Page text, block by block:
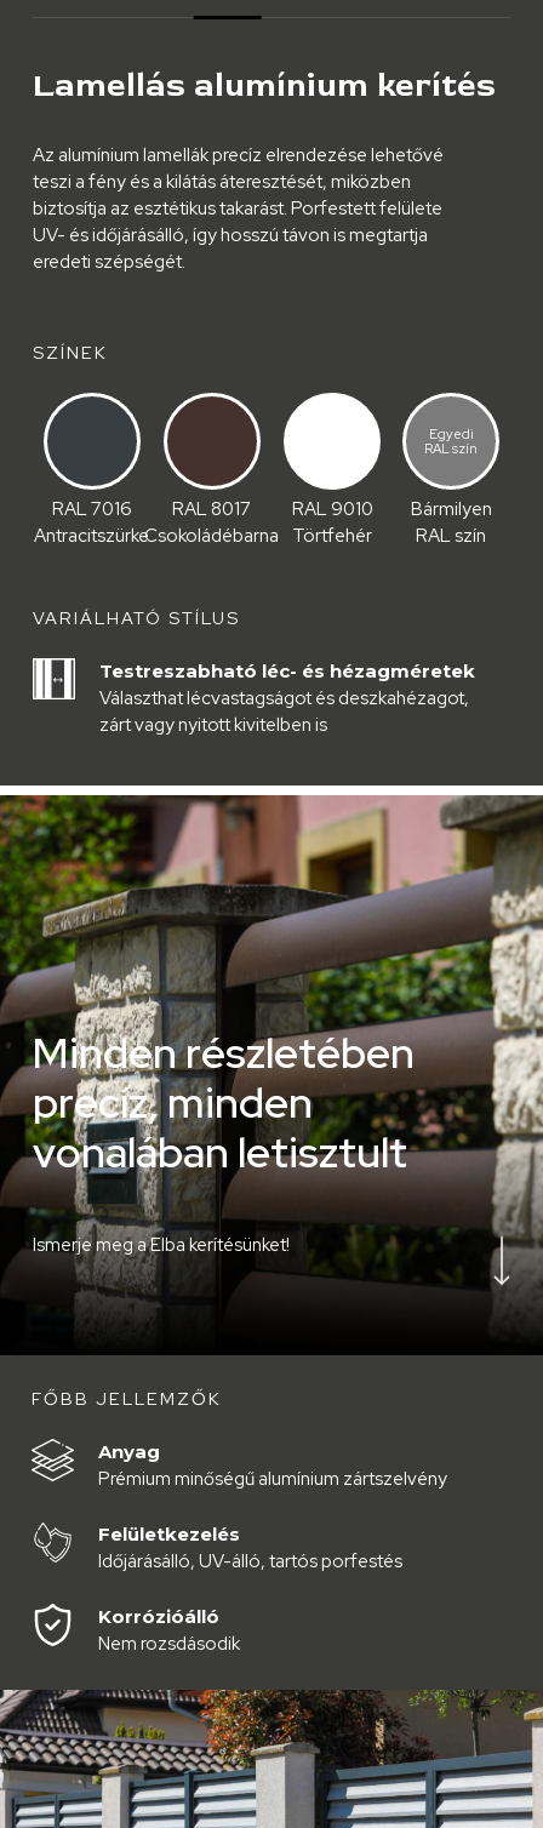
Lamellás alumínium kerítés
Az alumínium lamellák precíz elrendezése lehetővé
teszi a fény és a kilátás áteresztését, miközben
biztosítja az esztétikus takarást. Porfestett felülete
UV- és időjárásálló, így hosszú távon is megtartja
eredeti szépségét.
SZÍNEK
RAL 7016
Antracitszürke
RAL 8017
Csokoládébarna
RAL 9010
Törtfehér
Egyedi
RAL szín
Bármilyen
RAL szín
VARIÁLHATÓ STÍLUS
Testreszabható léc- és hézagméretek
Választhat lécvastagságot és deszkahézagot,
zárt vagy nyitott kivitelben is
Mindenrészletében
precíz,minden
vonalában letisztult
Ismerje meg a Elba kerítésünket!
Navigate to the
FŐBB JELLEMZŐK
Anyag
Prémium minőségű alumínium zártszelvény
Felületkezelés
Időjárásálló, UV-álló, tartós porfestés
Korrózióálló
Nem rozsdásodik